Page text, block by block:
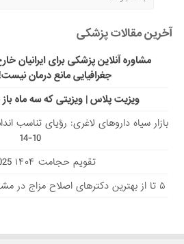
آخرین مقالات پزشکی
مشاوره آنلاین پزشکی برای ایرانیان
جغرافیایی مانع درمان
ویزیت پلاس | ویزیتی که سه ماه
بازار سیاه داروهای لاغری: رؤیای تناسب
10-14
تقویم حجامت ۱۴۰۴
26
۵ تا از بهترین دکتر‌های اصلاح مزاج در مشهد را بشناسید!